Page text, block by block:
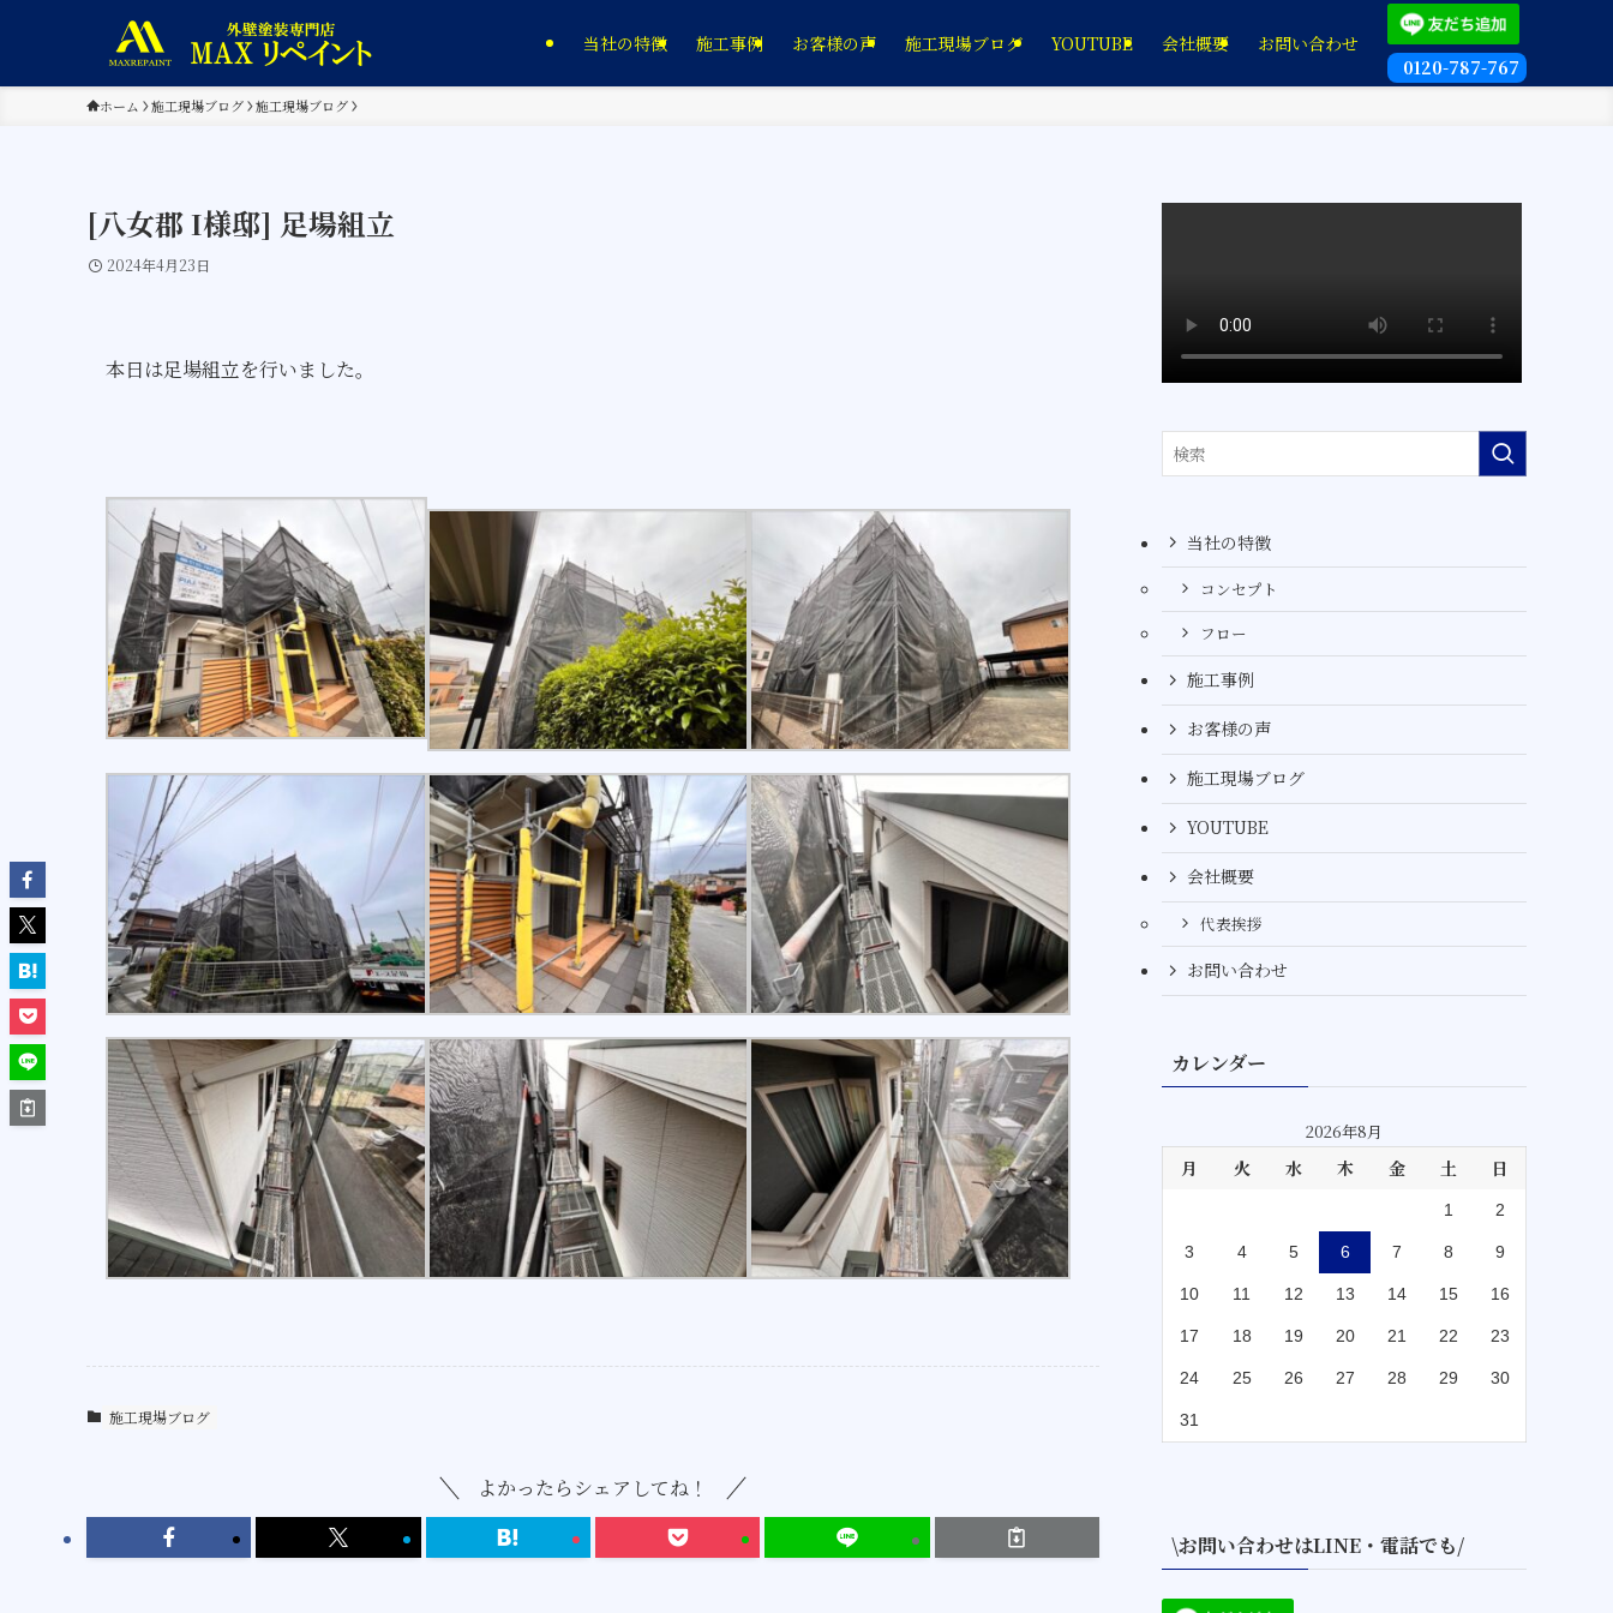
当社の特徴 施工事例 お客様の声 施工現場ブログ YOUTUBE 会社概要
お問い合わせ
0120-787-767
ホーム 施工現場ブログ 施工現場ブログ
[八女郡 I様邸] 足場組立
2024年4月23日
本日は足場組立を行いました。
施工現場ブログ
よかったらシェアしてね！
当社の特徴
コンセプト
フロー
施工事例
お客様の声
施工現場ブログ
YOUTUBE
会社概要
代表挨拶
お問い合わせ
カレンダー
2026年8月
月 火 水 木 金 土 日
1 2
3 4 5 6 7 8 9
10 11 12 13 14 15 16
17 18 19 20 21 22 23
24 25 26 27 28 29 30
31
\お問い合わせはLINE・電話でも/